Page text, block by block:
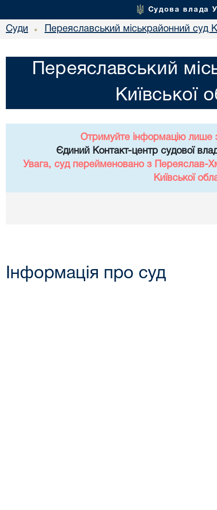
Судова влада
Суди • Переяславський міськрайонний суд
Переяславський
Київської
Отримуйте інформацію лише
Єдиний Контакт-центр судової
Увага, суд перейменовано з Переяслав-
Київської
Інформація про суд